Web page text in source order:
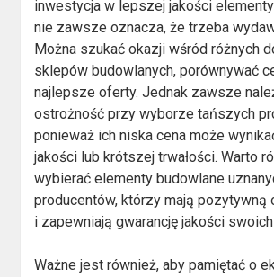
inwestycja w lepszej jakości
nie zawsze oznacza, że trzeba
Można szukać okazji wśród różnych
sklepów budowlanych, porównywać
najlepsze oferty. Jednak zawsze
ostrożność przy wyborze tańszych
ponieważ ich niska cena może
jakości lub krótszej trwałości. Warto
wybierać elementy budowlane
producentów, którzy mają pozytywną
i zapewniają gwarancję jakości
Ważne jest również, aby pamiętać o